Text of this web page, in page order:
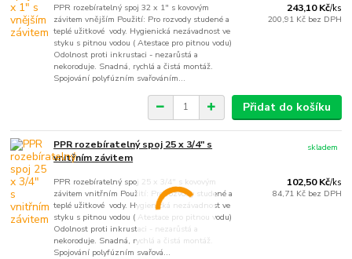
PPR rozebíratelný spoj 32 x 1" s kovovým
závitem vnějším Použití: Pro rozvody studené a
teplé užitkové vody. Hygienická nezávadnost ve
styku s pitnou vodou ( Atestace pro pitnou vodu)
Odolnost proti inkrustaci - nezarůstá a
nekoroduje. Snadná, rychlá a čistá montáž.
Spojování polyfúzním svařováním...
243,10 Kč/ks
200,91 Kč bez DPH
Přidat do košíku
PPR rozebíratelný spoj 25 x 3/4" s
vnitřním závitem
PPR rozebíratelný spoj 25 x 3/4" s kovovým
závitem vnitřním Použití: Pro rozvody studené a
teplé užitkové vody. Hygienická nezávadnost ve
styku s pitnou vodou ( Atestace pro pitnou vodu)
Odolnost proti inkrustaci - nezarůstá a
nekoroduje. Snadná, rychlá a čistá montáž.
Spojování polyfúzním svařová...
102,50 Kč/ks
84,71 Kč bez DPH
skladem